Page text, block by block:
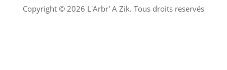
Copyright © 2026 L'Arbr' A Zik. Tous droits reservés